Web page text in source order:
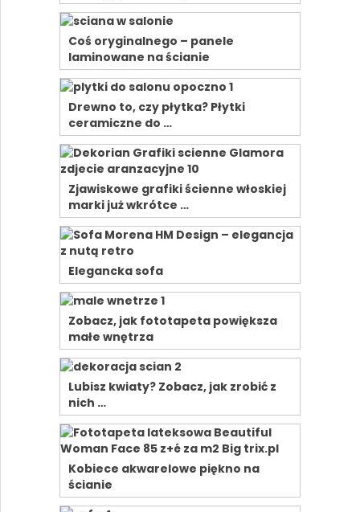
Coś oryginalnego – panele
laminowane na ścianie
Drewno to, czy płytka? Płytki
ceramiczne do …
Zjawiskowe grafiki ścienne włoskiej
marki już wkrótce …
Elegancka sofa
Zobacz, jak fototapeta powiększa
małe wnętrza
Lubisz kwiaty? Zobacz, jak zrobić z
nich …
Kobiece akwarelowe piękno na
ścianie